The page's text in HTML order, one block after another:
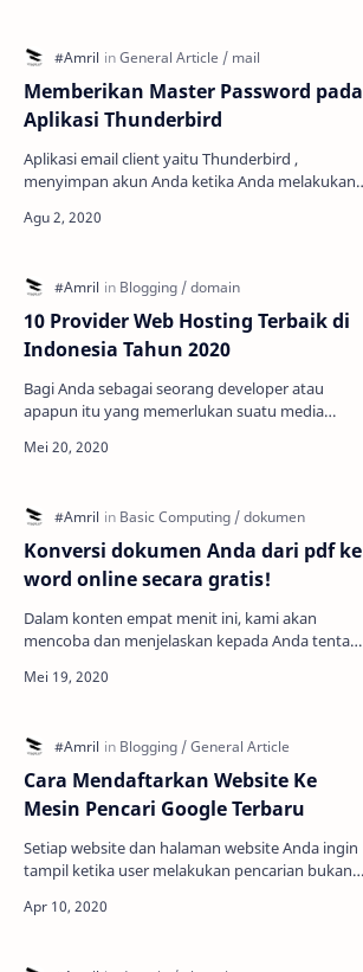
Memberikan Master Password pada
Aplikasi Thunderbird
Aplikasi email client yaitu Thunderbird ,
menyimpan akun Anda ketika Anda melakukan
thunderbird Anda. A…
10 Provider Web Hosting Terbaik di
Indonesia Tahun 2020
Bagi Anda sebagai seorang developer atau
apapun itu yang memerlukan suatu media
perushaan hosting yang profes…
Konversi dokumen Anda dari pdf ke
word online secara gratis!
Dalam konten empat menit ini, kami akan
mencoba dan menjelaskan kepada Anda tentang
membantu Anda! Anda haru…
Cara Mendaftarkan Website Ke
Mesin Pencari Google Terbaru
Setiap website dan halaman website Anda ingin
tampil ketika user melakukan pencarian bukan?
pencari. Pada ar…